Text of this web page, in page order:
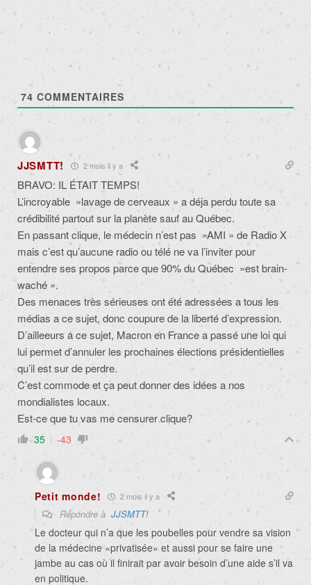
74 COMMENTAIRES
JJSMTT! 2 mois il y a
BRAVO: IL ÉTAIT TEMPS!
L’incroyable »lavage de cerveaux » a déja perdu toute sa
crédibilité partout sur la planète sauf au Québec.
En passant clique, le médecin n’est pas »AMI » de Radio X
mais c’est qu’aucune radio ou télé ne va l’inviter pour
entendre ses propos parce que 90% du Québec »est brain-
waché ».
Des menaces très sérieuses ont été adressées a tous les
médias a ce sujet, donc coupure de la liberté d’expression.
D’ailleeurs a ce sujet, Macron en France a passé une loi qui
lui permet d’annuler les prochaines élections présidentielles
qu’il est sur de perdre.
C’est commode et ça peut donner des idées a nos
mondialistes locaux.
Est-ce que tu vas me censurer clique?
35 -43
Petit monde! 2 mois il y a
Répondre à JJSMTT!
Le docteur qui n’a que les poubelles pour vendre sa vision
de la médecine «privatisée» et aussi pour se faire une
jambe au cas où il finirait par avoir besoin d’une aide s’il va
en politique.